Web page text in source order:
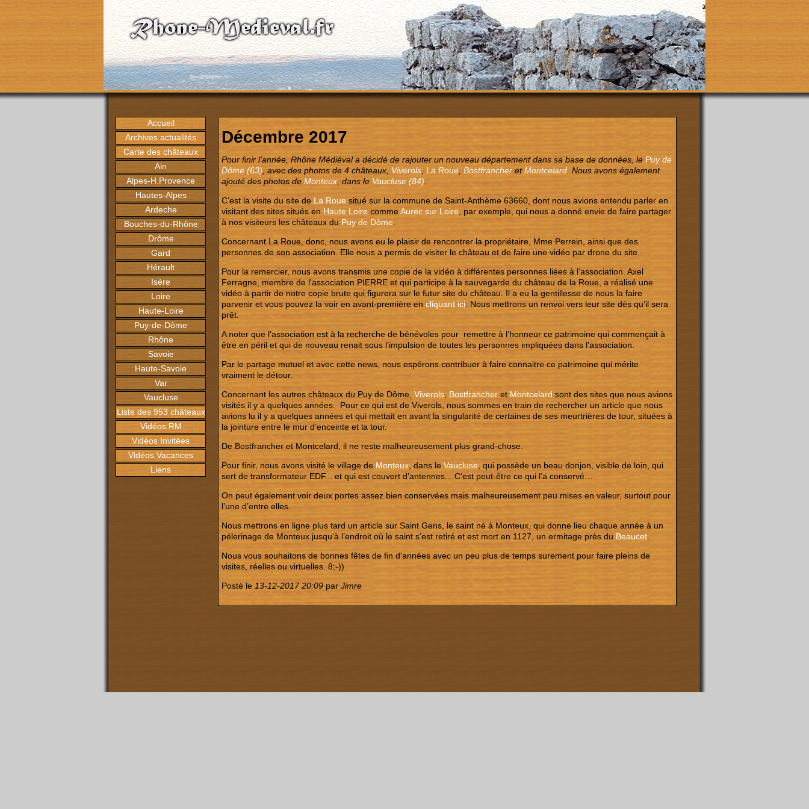
Accueil
Archives actualités
Carte des châteaux
Ain
Alpes-H.Provence
Hautes-Alpes
Ardeche
Bouches-du-Rhône
Drôme
Gard
Hérault
Isère
Loire
Haute-Loire
Puy-de-Dôme
Rhône
Savoie
Haute-Savoie
Var
Vaucluse
Liste des 953 châteaux
Vidéos RM
Vidéos Invitées
Vidéos Vacances
Liens
Décembre 2017
Pour finir l’année, Rhône Médiéval a décidé de rajouter un nouveau département dans sa base de données, le Puy de
Dôme (63) , avec des photos de 4 châteaux, Viverols La Roue Bostfrancher etMontcelard . Nous avons également
ajouté des photos de Monteux , dans le Vaucluse (84)
C’est la visite du site de La Roue situé sur la commune de Saint-Anthème 63660, dont nous avions entendu parler en
visitant des sites situés en Haute Loire commeAurec sur Loire , par exemple, qui nous a donné envie de faire partager
à nos visiteurs les châteaux du Puy de Dôme
Concernant La Roue, donc, nous avons eu le plaisir de rencontrer la propriétaire, Mme Perrein, ainsi que des
personnes de son association. Elle nous a permis de visiter le château et de faire une vidéo par drone du site.
Pour la remercier, nous avons transmis une copie de la vidéo à différentes personnes liées à l’association. Axel
Ferragne, membre de l'association PIERRE et qui participe à la sauvegarde du château de la Roue, a réalisé une
vidéo à partir de notre copie brute qui figurera sur le futur site du château. Il a eu la gentillesse de nous la faire
parvenir et vous pouvez la voir en avant-première en cliquant ici . Nous mettrons un renvoi vers leur site dès qu’il sera
prêt.
A noter que l’association est à la recherche de bénévoles pour remettre à l’honneur ce patrimoine qui commençait à
être en péril et qui de nouveau renait sous l’impulsion de toutes les personnes impliquées dans l’association.
Par le partage mutuel et avec cette news, nous espérons contribuer à faire connaitre ce patrimoine qui mérite
vraiment le détour.
Concernant les autres châteaux du Puy de Dôme, Viverols Bostfrancher et Montcelard sont des sites que nous avions
visités il y a quelques années. Pour ce qui est de Viverols, nous sommes en train de rechercher un article que nous
avions lu il y a quelques années et qui mettait en avant la singularité de certaines de ses meurtrières de tour, situées à
la jointure entre le mur d’enceinte et la tour.
De Bostfrancher et Montcelard, il ne reste malheureusement plus grand-chose.
Pour finir, nous avons visité le village de Monteux , dans le Vaucluse , qui possède un beau donjon, visible de loin, qui
sert de transformateur EDF... et qui est couvert d’antennes... C’est peut-être ce qui l’a conservé…
On peut également voir deux portes assez bien conservées mais malheureusement peu mises en valeur, surtout pour
l’une d’entre elles.
Nous mettrons en ligne plus tard un article sur Saint Gens, le saint né à Monteux, qui donne lieu chaque année à un
pélerinage de Monteux jusqu’à l’endroit où le saint s’est retiré et est mort en 1127, un ermitage près du Beaucet
Nous vous souhaitons de bonnes fêtes de fin d'années avec un peu plus de temps surement pour faire pleins de
visites, réelles ou virtuelles. 8;-))
Posté le 13-12-2017 20:09 par Jimre